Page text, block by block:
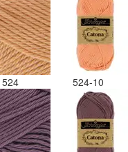
524 524-10